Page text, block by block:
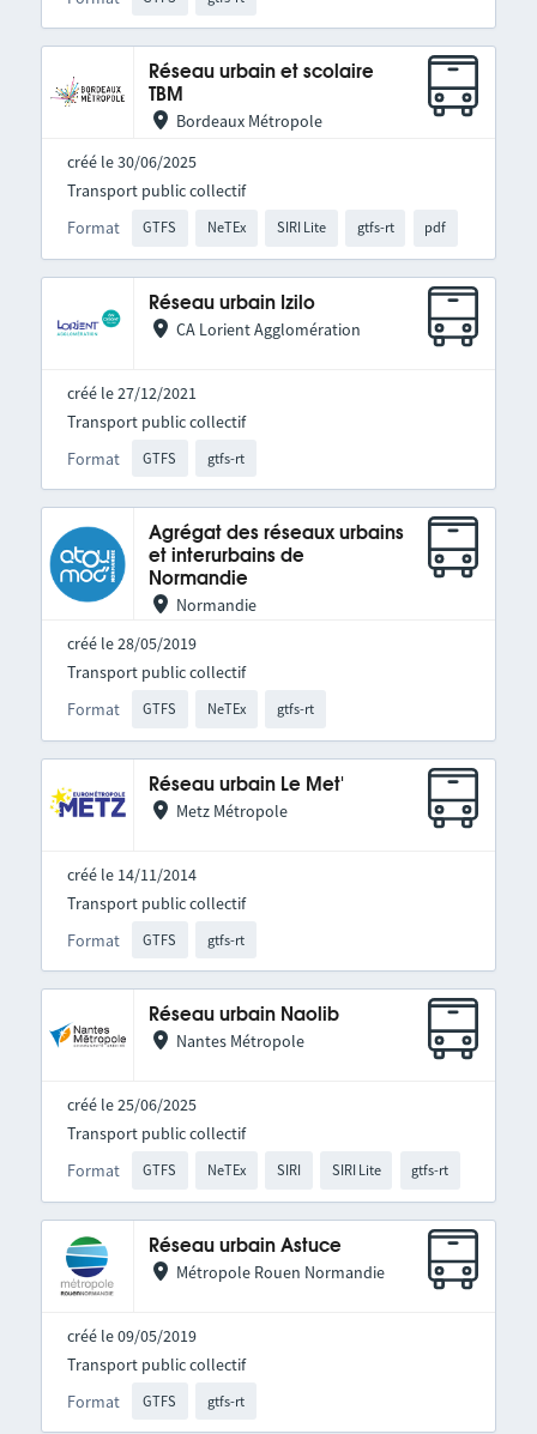
Réseau urbain et scolaire
TBM
Bordeaux Métropole
créé le 30/06/2025
Format GTFS NeTEx SIRI Lite gtfs-rt pdf
Transport public collectif
Réseau urbain Izilo
CA Lorient Agglomération
créé le 27/12/2021
Format GTFS gtfs-rt
Transport public collectif
Agrégat des réseaux urbains
et interurbains de
Normandie
Normandie
créé le 28/05/2019
Format GTFS NeTEx gtfs-rt
Transport public collectif
Réseau urbain Le Met'
Metz Métropole
créé le 14/11/2014
Format GTFS gtfs-rt
Transport public collectif
Réseau urbain Naolib
Nantes Métropole
créé le 25/06/2025
Format GTFS NeTEx SIRI SIRI Lite gtfs-rt
Transport public collectif
Réseau urbain Astuce
Métropole Rouen Normandie
créé le 09/05/2019
Format GTFS gtfs-rt
Transport public collectif